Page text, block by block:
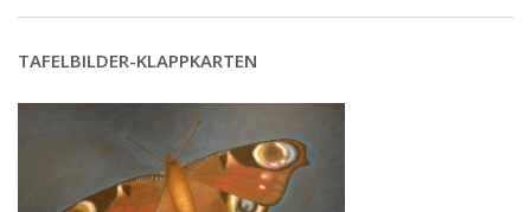
TAFELBILDER-KLAPPKARTEN